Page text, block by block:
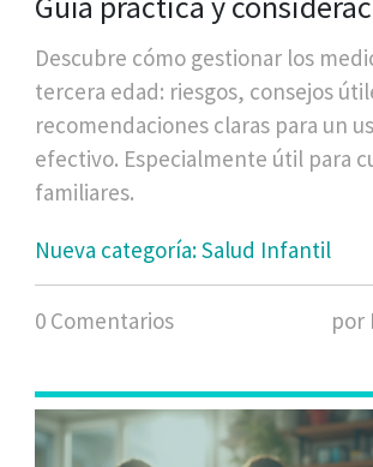
esenciales
Descubre cómo gestionar los
tercera edad: riesgos, consejos
recomendaciones claras para un
efectivo. Especialmente útil para
familiares.
Nueva categoría: Salud Infantil
0 Comentarios por